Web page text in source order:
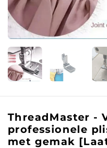
ThreadMaster -
professionele
met gemak